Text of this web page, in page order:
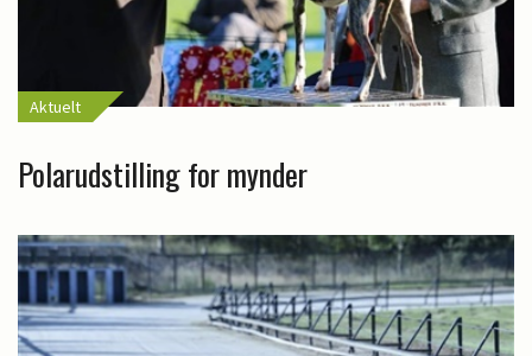
Aktuelt
Polarudstilling for mynder